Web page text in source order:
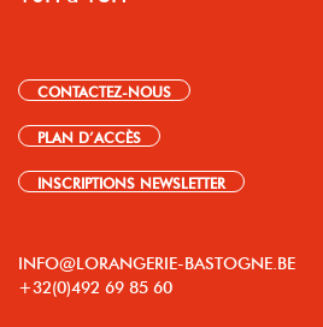
CONTACTEZ-NOUS
PLAN D’ACCÈS
INSCRIPTIONS NEWSLETTER
INFO@LORANGERIE-BASTOGNE.BE
+32(0)492 69 85 60